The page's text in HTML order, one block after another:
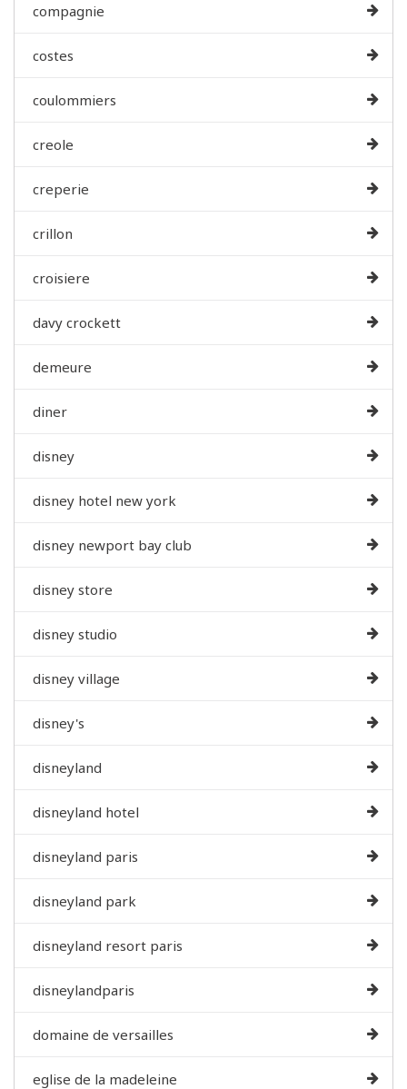
compagnie
costes
coulommiers
creole
creperie
crillon
croisiere
davy crockett
demeure
diner
disney
disney hotel new york
disney newport bay club
disney store
disney studio
disney village
disney's
disneyland
disneyland hotel
disneyland paris
disneyland park
disneyland resort paris
disneylandparis
domaine de versailles
eglise de la madeleine